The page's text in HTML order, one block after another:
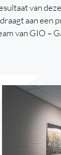
van
aan een
van GIO –